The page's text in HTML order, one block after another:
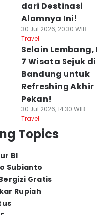
dari Destinasi
Alamnya Ini!
30 Jul 2026, 20:30 WIB
Travel
Selain Lembang,
7 Wisata Sejuk di
Bandung untuk
Refreshing Akhir
Pekan!
30 Jul 2026, 14:30 WIB
Travel
Topics
BI
Subianto
Gratis
Rupiah